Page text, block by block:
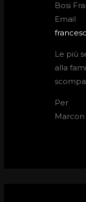
Bosi
Email
Le più
alla
Per